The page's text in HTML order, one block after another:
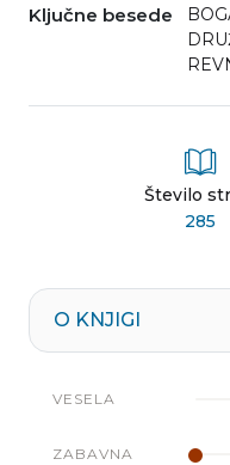
Ključne besede
Število
285
O KNJIGI
VESELA
ZABAVNA